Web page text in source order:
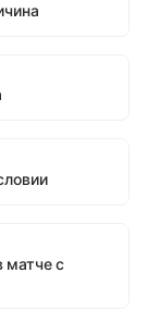
матче с